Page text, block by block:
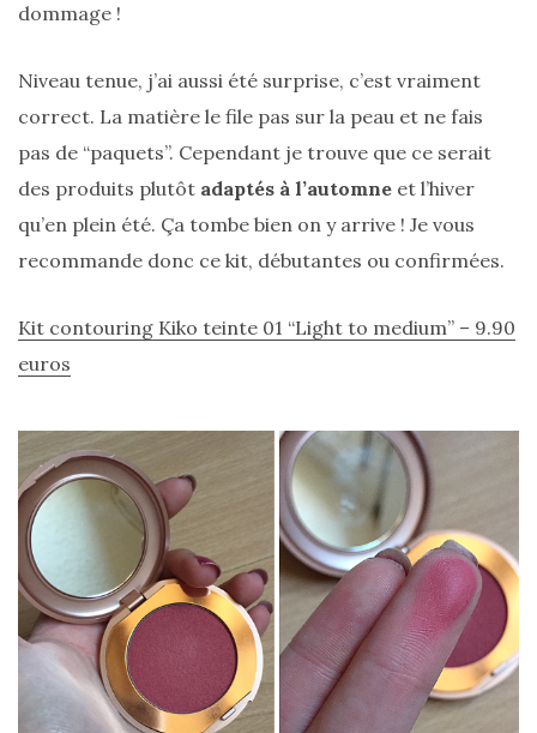
sur
sac
RSVP
Paris
16/05/2026
dommage !
Niveau tenue, j’ai aussi été surprise, c’est vraiment
correct. La matière le file pas sur la peau et ne fais
pas de “paquets”. Cependant je trouve que ce serait
des produits plutôt adaptés à l’automne et l’hiver
qu’en plein été. Ça tombe bien on y arrive ! Je vous
recommande donc ce kit, débutantes ou confirmées.
Kit contouring Kiko teinte 01 “Light to medium” – 9.90
euros